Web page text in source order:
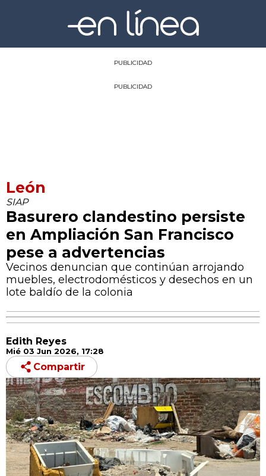
PUBLICIDAD
PUBLICIDAD
León
SIAP
Basurero clandestino persiste
en Ampliación San Francisco
pese a advertencias
Vecinos denuncian que continúan arrojando
muebles, electrodomésticos y desechos en un
lote baldío de la colonia
Edith Reyes
Mié 03 Jun 2026, 17:28
Compartir